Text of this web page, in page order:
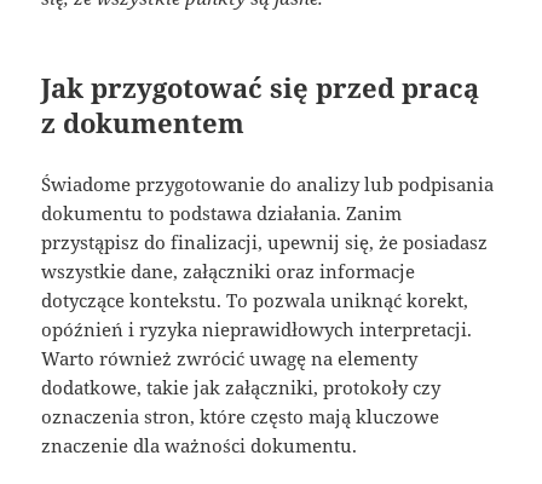
Jak przygotować się przed pracą
z dokumentem
Świadome przygotowanie do analizy lub podpisania
dokumentu to podstawa działania. Zanim
przystąpisz do finalizacji, upewnij się, że posiadasz
wszystkie dane, załączniki oraz informacje
dotyczące kontekstu. To pozwala uniknąć korekt,
opóźnień i ryzyka nieprawidłowych interpretacji.
Warto również zwrócić uwagę na elementy
dodatkowe, takie jak załączniki, protokoły czy
oznaczenia stron, które często mają kluczowe
znaczenie dla ważności dokumentu.